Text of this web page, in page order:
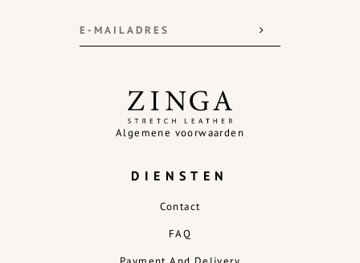
Algemene voorwaarden
DIENSTEN
Contact
FAQ